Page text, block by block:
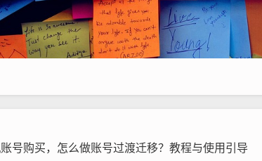
号购买，怎么做账号过渡迁移？教程与使用引导